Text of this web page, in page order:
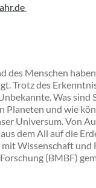
des Menschen
Trotz des
Was sind
Planeten und wie
Universum. Von
dem All auf die
Wissenschaft und
(BMBF)